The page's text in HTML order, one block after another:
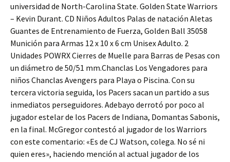
universidad de North-Carolina State. Golden State Warriors
– Kevin Durant. CD Niños Adultos Palas de natación Aletas
Guantes de Entrenamiento de Fuerza, Golden Ball 35058
Munición para Armas 12 x 10 x 6 cm Unisex Adulto. 2
Unidades POWRX Cierres de Muelle para Barras de Pesas con
un diámetro de 50/51 mm.Chanclas Los Vengadores para
niños Chanclas Avengers para Playa o Piscina. Con su
tercera victoria seguida, los Pacers sacan un partido a sus
inmediatos perseguidores. Adebayo derrotó por poco al
jugador estelar de los Pacers de Indiana, Domantas Sabonis,
en la final. McGregor contestó al jugador de los Warriors
con este comentario: «Es de CJ Watson, colega. No sé ni
quien eres», haciendo mención al actual jugador de los